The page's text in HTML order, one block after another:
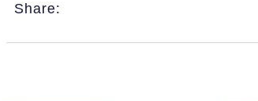
Share: